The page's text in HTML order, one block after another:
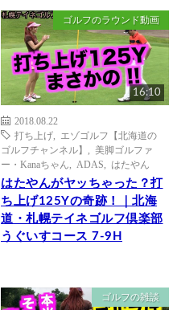
ゴルフのラウンド動画
16:10
2018.08.22
打ち上げ
エゾゴルフ【北海道の
ゴルフチャンネル】
美脚ゴルファ
ー・Kanaちゃん
ADAS はたやん
はたやんがヤッちゃった？打
ち上げ125Yの奇跡！｜北海
道・札幌テイネゴルフ倶楽部
うぐいすコース 7-9H
ゴルフの雑談